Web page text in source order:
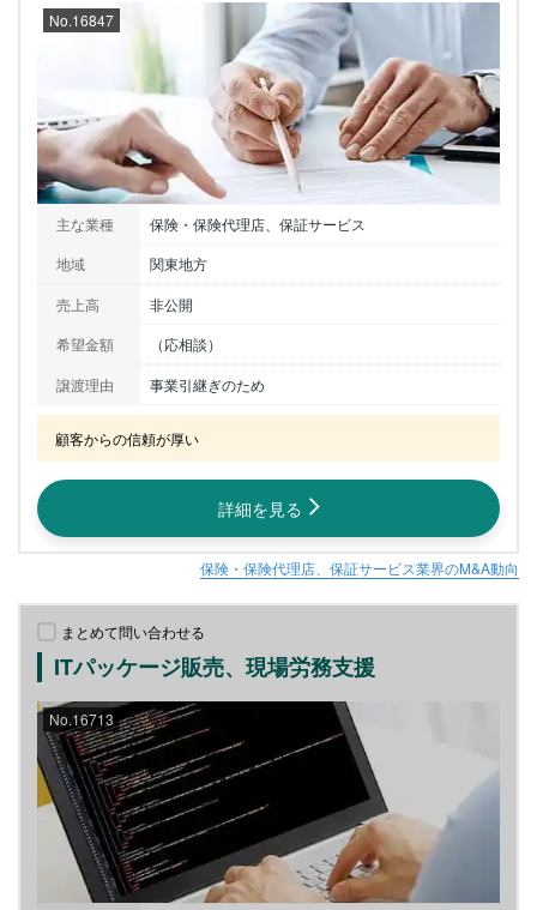
No.16847
主な業種
保険・保険代理店、保証サービス
地域
関東地方
売上高
非公開
希望金額
（応相談）
譲渡理由
事業引継ぎのため
顧客からの信頼が厚い
詳細を見る
保険・保険代理店、保証サービス業界のM&A動向
まとめて問い合わせる
ITパッケージ販売、現場労務支援
No.16713